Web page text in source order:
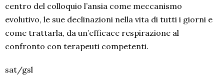
centro del colloquio l’ansia come meccanismo
evolutivo, le sue declinazioni nella vita di tutti i giorni e
come trattarla, da un’efficace respirazione al
confronto con terapeuti competenti.
sat/gsl